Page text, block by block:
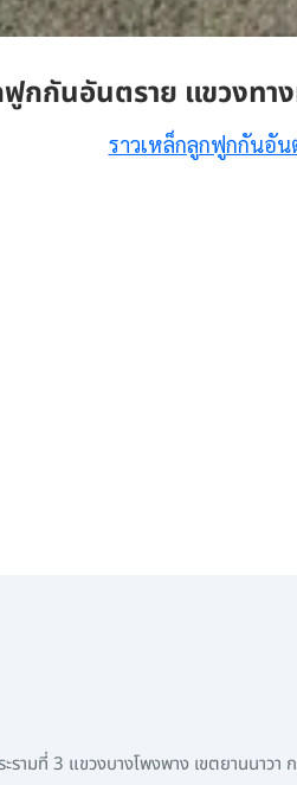
ฟูกกันอันตราย แขวงท
ราวเหล็กลูกฟูกกันอัน
ามที่ 3 แขวงบางโพงพาง เขตยานนาวา